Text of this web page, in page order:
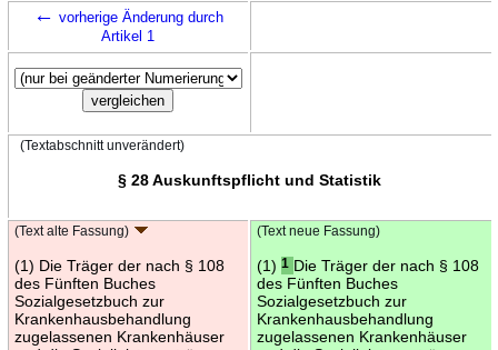
← vorherige Änderung durch
Artikel 1
(Textabschnitt unverändert)
§ 28 Auskunftspflicht und Statistik
(Text alte Fassung)
(1) Die Träger der nach § 108
des Fünften Buches
Sozialgesetzbuch zur
Krankenhausbehandlung
zugelassenen Krankenhäuser
(Text neue Fassung)
(1) 1 Die Träger der nach § 108
des Fünften Buches
Sozialgesetzbuch zur
Krankenhausbehandlung
zugelassenen Krankenhäuser